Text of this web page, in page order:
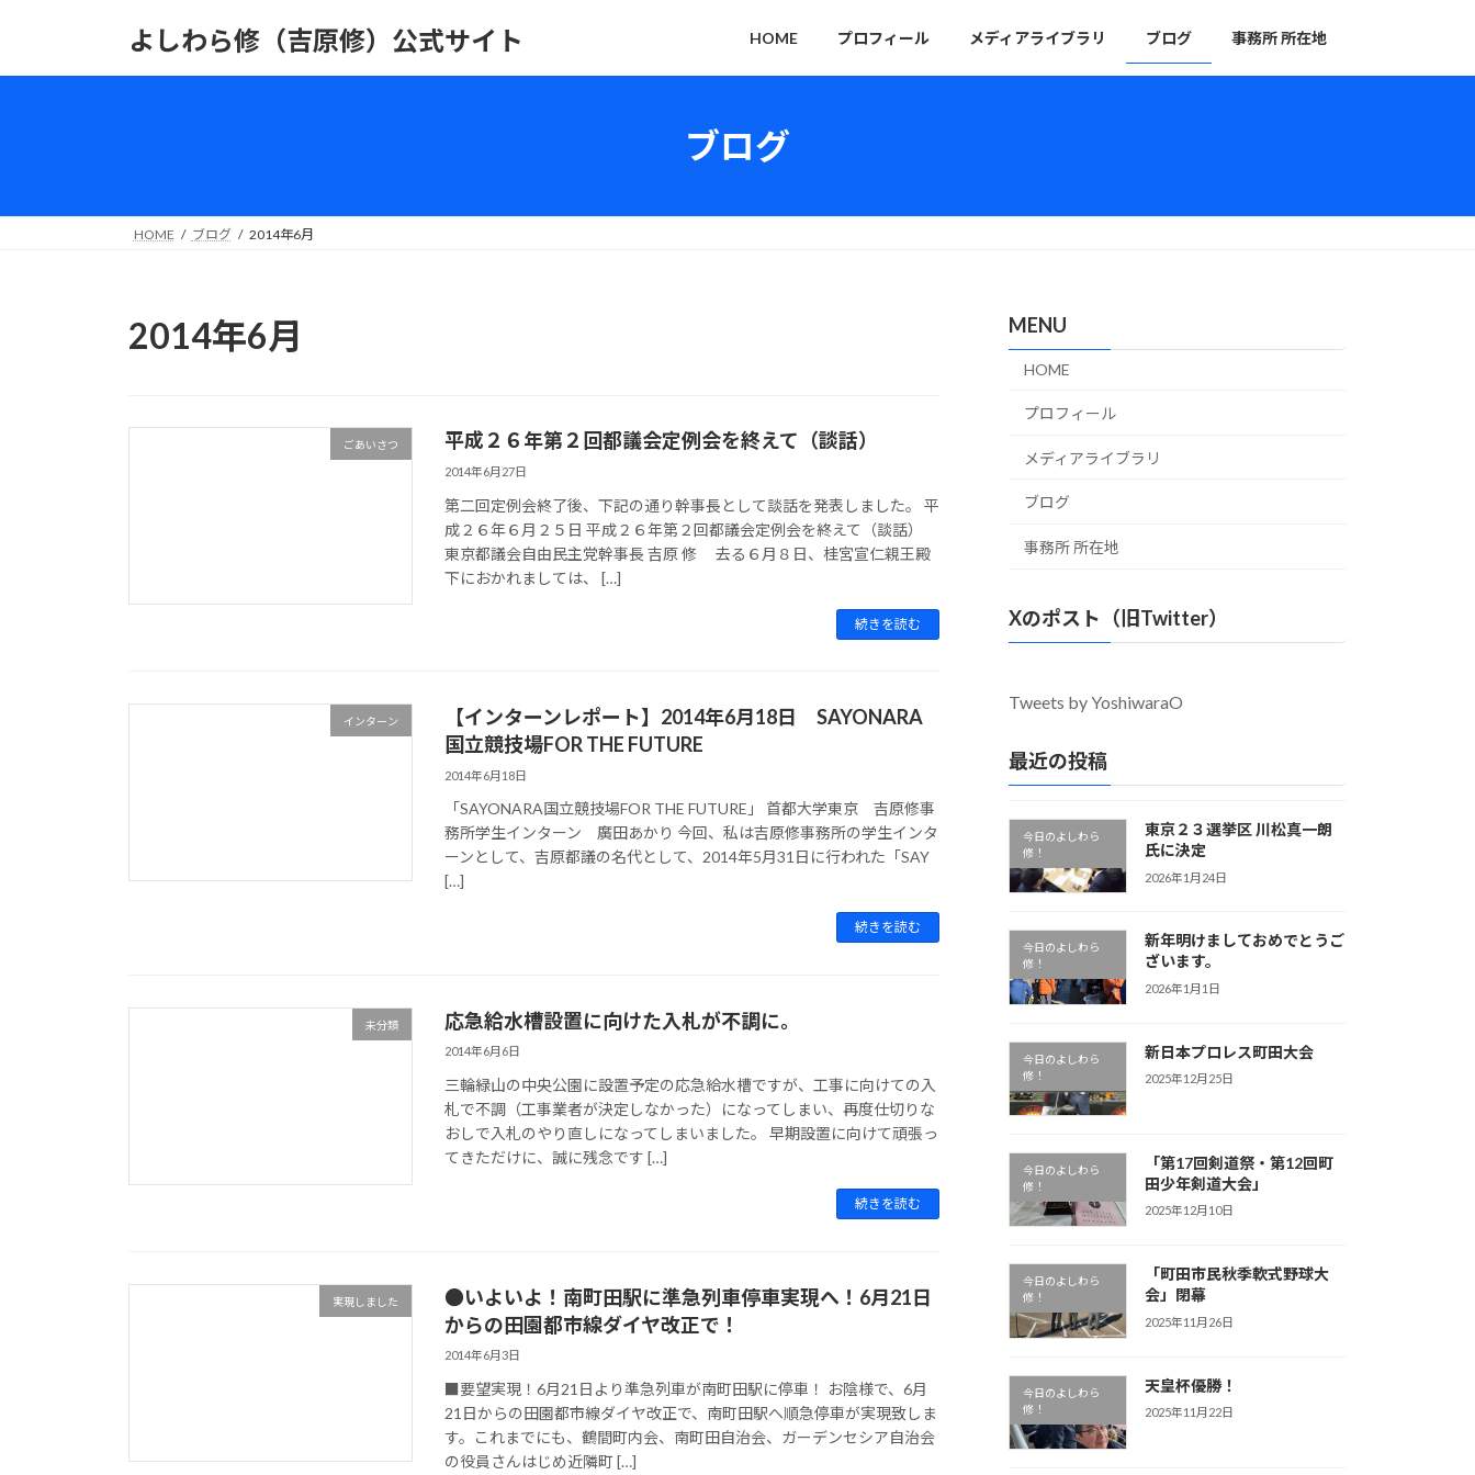
ッ
移
よしわら修（吉原修）公式サイト HOME プロフィール メディアライブラリ ブログ 事務所 所在地
ブログ
HOME ブログ 2014年6月
2014年6月
ごあいさつ 平成２６年第２回都議会定例会を終えて（談話）
2014年6月27日
第二回定例会終了後、下記の通り幹事長として談話を発表しました。 平
成２６年６月２５日 平成２６年第２回都議会定例会を終えて（談話）
東京都議会自由民主党幹事長 吉原 修 去る６月８日、桂宮宣仁親王殿
下におかれましては、 […]
続きを読む
インターン
【インターンレポート】2014年6月18日 SAYONARA
国立競技場FOR THE FUTURE
2014年6月18日
「SAYONARA国立競技場FOR THE FUTURE」 首都大学東京 吉原修事
務所学生インターン 廣田あかり 今回、私は吉原修事務所の学生インタ
ーンとして、吉原都議の名代として、2014年5月31日に行われた「SAY
[…]
続きを読む
未分類 応急給水槽設置に向けた入札が不調に。
2014年6月6日
三輪緑山の中央公園に設置予定の応急給水槽ですが、工事に向けての入
札で不調（工事業者が決定しなかった）になってしまい、再度仕切りな
おしで入札のやり直しになってしまいました。 早期設置に向けて頑張っ
てきただけに、誠に残念です […]
続きを読む
実現しました
●いよいよ！南町田駅に準急列車停車実現へ！6月21日
からの田園都市線ダイヤ改正で！
2014年6月3日
■要望実現！6月21日より準急列車が南町田駅に停車！ お陰様で、6月
21日からの田園都市線ダイヤ改正で、南町田駅へ順急停車が実現致しま
す。これまでにも、鶴間町内会、南町田自治会、ガーデンセシア自治会
の役員さんはじめ近隣町 […]
MENU
HOME
プロフィール
メディアライブラリ
ブログ
事務所 所在地
Xのポスト（旧Twitter）
Tweets by YoshiwaraO
最近の投稿
今日のよしわら
修！
東京２３選挙区 川松真一朗
氏に決定
2026年1月24日
今日のよしわら
修！
新年明けましておめでとうご
ざいます。
2026年1月1日
今日のよしわら
修！
新日本プロレス町田大会
2025年12月25日
今日のよしわら
修！
「第17回剣道祭・第12回町
田少年剣道大会」
2025年12月10日
今日のよしわら
修！
「町田市民秋季軟式野球大
会」閉幕
2025年11月26日
今日のよしわら
修！
天皇杯優勝！
2025年11月22日